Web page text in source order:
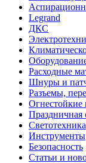
Legrand
ДКС
Расходные
Шнуры и
Разъемы,
Праздничная
Светотехника
Инструменты
Безопасность
Статьи и